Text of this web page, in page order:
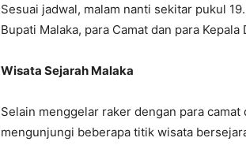
Sesuai jadwal, malam nanti sekitar pukul
Bupati Malaka, para Camat dan para
Wisata Sejarah Malaka
Selain menggelar raker dengan para camat
mengunjungi beberapa titik wisata